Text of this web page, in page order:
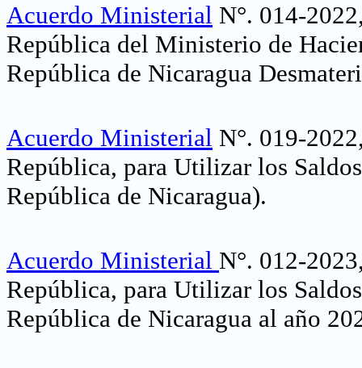
Acuerdo Ministerial N°. 014-
República del Ministerio de
República de Nicaragua
Acuerdo Ministerial N°. 019-
República, para Utilizar los
República de Nicaragua).
Acuerdo Ministerial N°. 012-
República, para Utilizar los
República de Nicaragua al año